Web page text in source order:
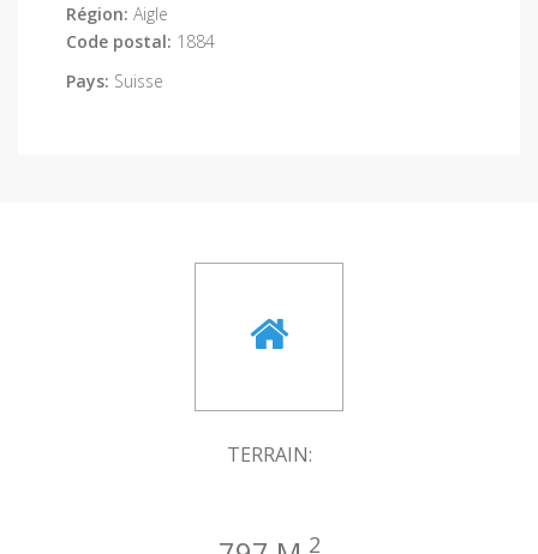
Région: Aigle
Code postal: 1884
Pays: Suisse
TERRAIN:
2